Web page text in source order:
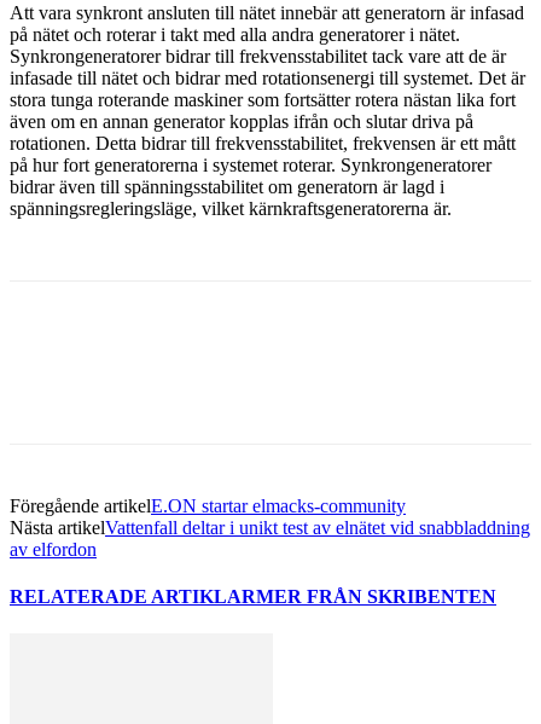
Att vara synkront ansluten till nätet innebär att generatorn är infasad
på nätet och roterar i takt med alla andra generatorer i nätet.
Synkrongeneratorer bidrar till frekvensstabilitet tack vare att de är
infasade till nätet och bidrar med rotationsenergi till systemet. Det är
stora tunga roterande maskiner som fortsätter rotera nästan lika fort
även om en annan generator kopplas ifrån och slutar driva på
rotationen. Detta bidrar till frekvensstabilitet, frekvensen är ett mått
på hur fort generatorerna i systemet roterar. Synkrongeneratorer
bidrar även till spänningsstabilitet om generatorn är lagd i
spänningsregleringsläge, vilket kärnkraftsgeneratorerna är.
Föregående artikelE.ON startar elmacks-community
Nästa artikelVattenfall deltar i unikt test av elnätet vid snabbladdning
av elfordon
RELATERADE ARTIKLARMER FRÅN SKRIBENTEN